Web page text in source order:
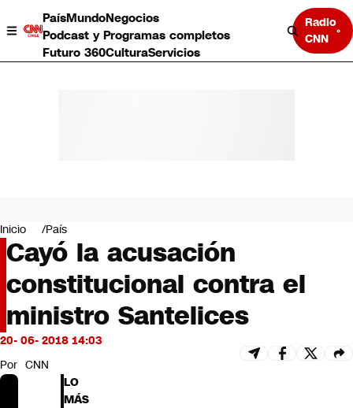
PaísMundoNegocios
Podcast y Programas completos
Futuro 360CulturaServicios
Radio
CNN
Negocios
Deportes
Programas completos
Cultura
Servicios
Bits
CNN tiempo
Futuro 360
Opinión
Inicio País
Cayó la acusación
constitucional contra el
ministro Santelices
20- 06- 2018 14:03
Por CNN
LO
MÁS